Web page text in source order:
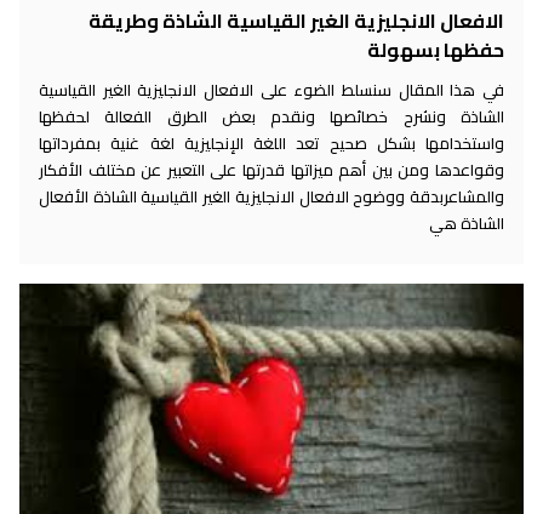
الافعال الانجليزية الغير القياسية الشاذة وطريقة
حفظها بسهولة
في هذا المقال سنسلط الضوء على الافعال الانجليزية الغير القياسية
الشاذة ونشرح خصائصها ونقدم بعض الطرق الفعالة لحفظها
واستخدامها بشكل صحيح تعد اللغة الإنجليزية لغة غنية بمفرداتها
وقواعدها ومن بين أهم ميزاتها قدرتها على التعبير عن مختلف الأفكار
والمشاعربدقة ووضوح الافعال الانجليزية الغير القياسية الشاذة الأفعال
الشاذة هي